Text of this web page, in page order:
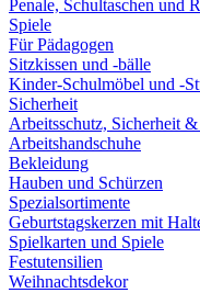
Penale, Schultaschen und
Spiele
Für Pädagogen
Sitzkissen und -bälle
Kinder-Schulmöbel und -
Sicherheit
Arbeitsschutz, Sicherheit
Arbeitshandschuhe
Bekleidung
Hauben und Schürzen
Spezialsortimente
Geburtstagskerzen mit
Spielkarten und Spiele
Festutensilien
Weihnachtsdekor